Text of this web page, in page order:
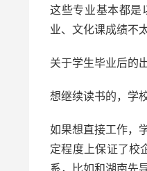
这些专业基本都是
业、文化课成绩不
关于学生毕业后的
想继续读书的，学
如果想直接工作，
定程度上保证了校
系，比如和湖南先